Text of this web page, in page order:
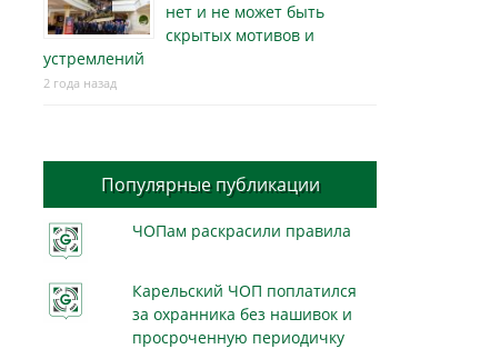
нет и не может быть
скрытых мотивов и
устремлений
2 года назад
Популярные публикации
ЧОПам раскрасили правила
Карельский ЧОП поплатился
за охранника без нашивок и
просроченную периодичку